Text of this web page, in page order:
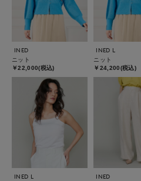
INED
ニット
￥22,000(税込)
INED L
ニット
￥24,200(税込)
INED L
INED